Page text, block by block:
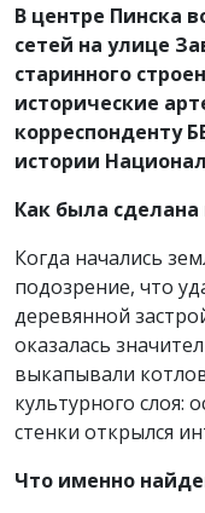
В центре Пинска
сетей на улице
старинного
исторические
корреспонденту
истории
Как была сделана
Когда начались
подозрение, что
деревянной
оказалась
выкапывали
культурного слоя:
стенки открылся
Что именно